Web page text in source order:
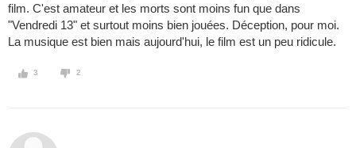
film. C'est amateur et les morts sont moins fun que dans
"Vendredi 13" et surtout moins bien jouées. Déception, pour moi.
La musique est bien mais aujourd'hui, le film est un peu ridicule.
3 2